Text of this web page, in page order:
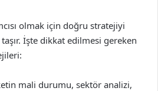
olmak için doğru stratejiyi
İşte dikkat edilmesi gereken
mali durumu, sektör analizi,